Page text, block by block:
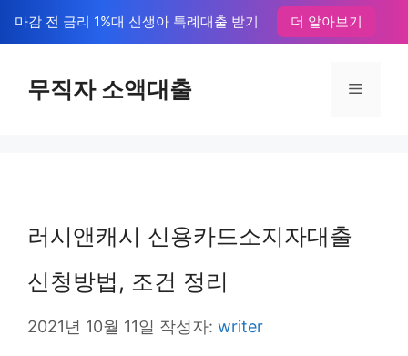
텐
마감 전 금리 1%대 신생아 특례대출 받기 더 알아보기
무직자 소액대출 메
러시앤캐시 신용카드소지자대출
신청방법, 조건 정리
2021년 10월 11일 작성자: writer